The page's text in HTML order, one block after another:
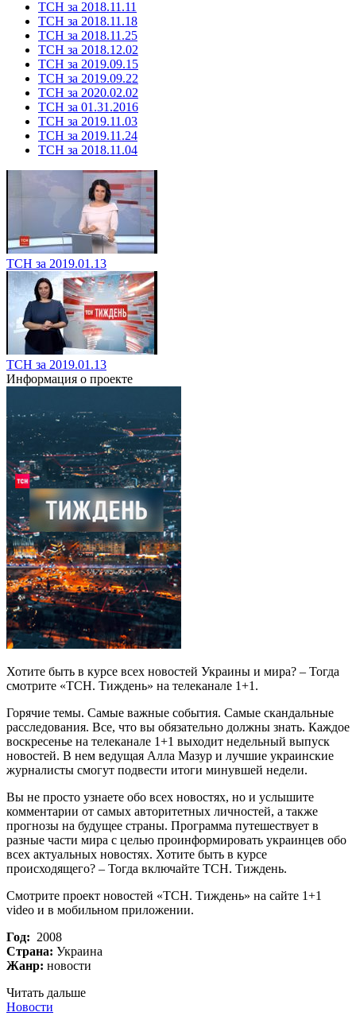
ТСН за 2018.11.11
ТСН за 2018.11.18
ТСН за 2018.11.25
ТСН за 2018.12.02
ТСН за 2019.09.15
ТСН за 2019.09.22
ТСН за 2020.02.02
ТСН за 01.31.2016
ТСН за 2019.11.03
ТСН за 2019.11.24
ТСН за 2018.11.04
ТСН за 2019.01.13
ТСН за 2019.01.13
Информация о проекте
Хотите быть в курсе всех новостей Украины и мира? – Тогда
смотрите «ТСН. Тиждень» на телеканале 1+1.
Горячие темы. Самые важные события. Самые скандальные
расследования. Все, что вы обязательно должны знать. Каждое
воскресенье на телеканале 1+1 выходит недельный выпуск
новостей. В нем ведущая Алла Мазур и лучшие украинские
журналисты смогут подвести итоги минувшей недели.
Вы не просто узнаете обо всех новостях, но и услышите
комментарии от самых авторитетных личностей, а также
прогнозы на будущее страны. Программа путешествует в
разные части мира с целью проинформировать украинцев обо
всех актуальных новостях. Хотите быть в курсе
происходящего? – Тогда включайте ТСН. Тиждень.
Смотрите проект новостей «ТСН. Тиждень» на сайте 1+1
video и в мобильном приложении.
Год: 2008
Страна: Украина
Жанр: новости
Читать дальше
Новости